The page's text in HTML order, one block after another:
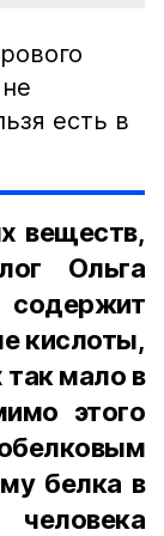
есть в
веществ,
Ольга
кислоты,
мало в
этого
белка в